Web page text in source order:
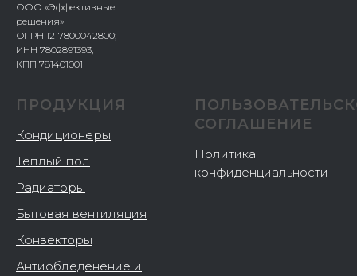
ООО «Эффективные
решения»
ОГРН 1217800042800;
ИНН 7802891393;
КПП 781401001
ПРОДУКЦИЯ
Кондиционеры
Теплый пол
Радиаторы
Бытовая вентиляция
Конвекторы
Антиобледенение и
СОГЛАШЕНИЕ
Политика
конфиденциальности